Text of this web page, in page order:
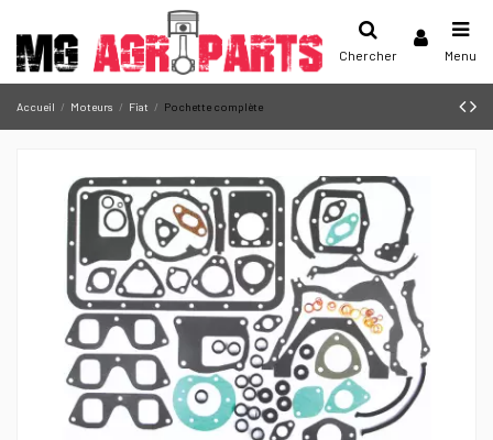
Chercher Menu
Accueil Moteurs Fiat Pochette complète